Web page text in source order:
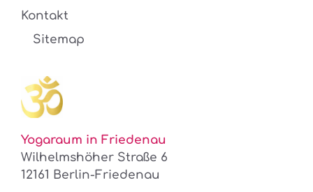
Kontakt
Sitemap
Yogaraum in Friedenau
Wilhelmshöher Straße 6
12161 Berlin-Friedenau